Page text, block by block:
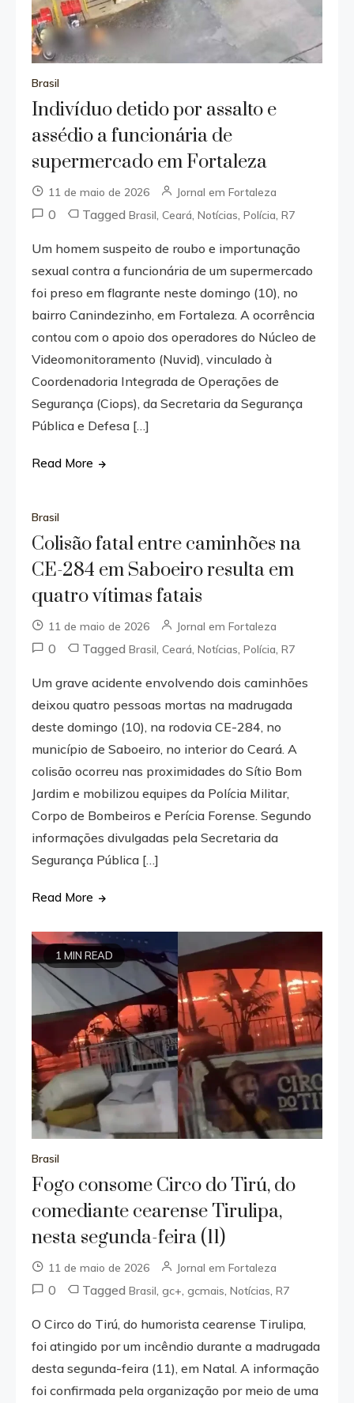
Brasil
Indivíduo detido por assalto e
assédio a funcionária de
supermercado em Fortaleza
11 de maio de 2026 Jornal em Fortaleza
0 TaggedBrasil ,Ceará ,Notícias ,Polícia ,R7
Um homem suspeito de roubo e importunação
sexual contra a funcionária de um supermercado
foi preso em flagrante neste domingo (10), no
bairro Canindezinho, em Fortaleza. A ocorrência
contou com o apoio dos operadores do Núcleo de
Videomonitoramento (Nuvid), vinculado à
Coordenadoria Integrada de Operações de
Segurança (Ciops), da Secretaria da Segurança
Pública e Defesa […]
Read More
Brasil
Colisão fatal entre caminhões na
CE-284 em Saboeiro resulta em
quatro vítimas fatais
11 de maio de 2026 Jornal em Fortaleza
0 TaggedBrasil ,Ceará ,Notícias ,Polícia ,R7
Um grave acidente envolvendo dois caminhões
deixou quatro pessoas mortas na madrugada
deste domingo (10), na rodovia CE-284, no
município de Saboeiro, no interior do Ceará. A
colisão ocorreu nas proximidades do Sítio Bom
Jardim e mobilizou equipes da Polícia Militar,
Corpo de Bombeiros e Perícia Forense. Segundo
informações divulgadas pela Secretaria da
Segurança Pública […]
Read More
1 MIN READ
Brasil
Fogo consome Circo do Tirú, do
comediante cearense Tirulipa,
nesta segunda-feira (11)
11 de maio de 2026 Jornal em Fortaleza
0 TaggedBrasil ,gc+ ,gcmais ,Notícias ,R7
O Circo do Tirú, do humorista cearense Tirulipa,
foi atingido por um incêndio durante a madrugada
desta segunda-feira (11), em Natal. A informação
foi confirmada pela organização por meio de uma